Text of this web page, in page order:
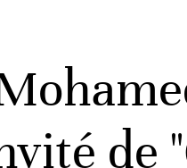
de